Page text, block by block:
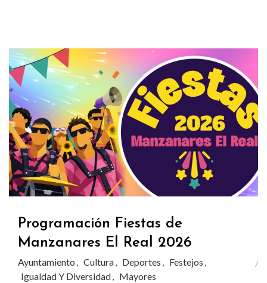
Programación Fiestas de
Manzanares El Real 2026
Ayuntamiento , Cultura, Deportes , Festejos ,
Igualdad Y Diversidad, Mayores